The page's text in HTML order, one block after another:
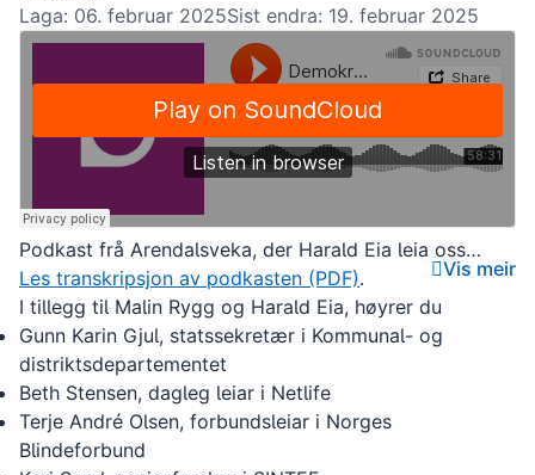
Laga: 06. februar 2025Sist endra: 19. februar 2025
Vis meir
Podkast frå Arendalsveka, der Harald Eia leia oss
gjennom ein samtale om det er blitt eit demokratisk
problem at folk fell utanfor digitalt.
Les transkripsjon av podkasten (PDF).
I tillegg til Malin Rygg og Harald Eia, høyrer du
Gunn Karin Gjul, statssekretær i Kommunal- og
distriktsdepartementet
Beth Stensen, dagleg leiar i Netlife
Terje André Olsen, forbundsleiar i Norges
Blindeforbund